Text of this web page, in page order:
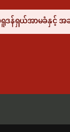
ဒန်ရှယ်အာမခံနှင့် အ